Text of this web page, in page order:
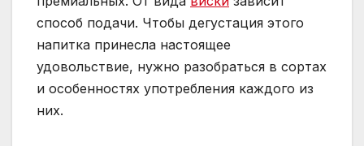
способ подачи. Чтобы дегустация этого
напитка принесла настоящее
удовольствие, нужно разобраться в сортах
и особенностях употребления каждого из
них.